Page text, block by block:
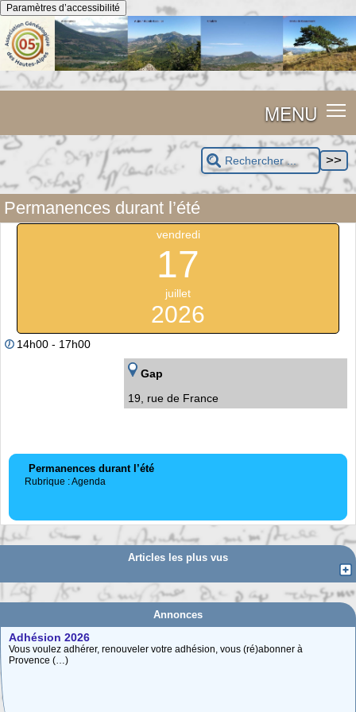
Panneau de gestion des cookies
Paramètres d’accessibilité
MENU
Permanences durant l’été
vendredi
17
juillet
2026
14h00 - 17h00
Gap
19, rue de France
Permanences durant l’été
Rubrique : Agenda
Articles les plus vus
Annonces
Adhésion 2026
Vous voulez adhérer, renouveler votre adhésion, vous (ré)abonner à
Provence (…)